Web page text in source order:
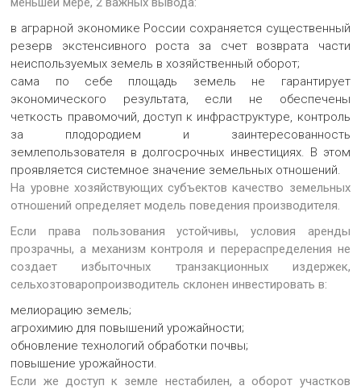
в аграрной экономике России сохраняется существенный
резерв экстенсивного роста за счет возврата части
неиспользуемых земель в хозяйственный оборот;
сама по себе площадь земель не гарантирует
экономического результата, если не обеспечены
четкость правомочий, доступ к инфраструктуре, контроль
за плодородием и заинтересованность
землепользователя в долгосрочных инвестициях. В этом
проявляется системное значение земельных отношений.
На уровне хозяйствующих субъектов качество земельных
отношений определяет модель поведения производителя.
Если права пользования устойчивы, условия аренды
прозрачны, а механизм контроля и перераспределения не
создает избыточных транзакционных издержек,
сельхозтоваропроизводитель склонен инвестировать в:
мелиорацию земель;
агрохимию для повышений урожайности;
обновление технологий обработки почвы;
повышение урожайности.
Если же доступ к земле нестабилен, а оборот участков